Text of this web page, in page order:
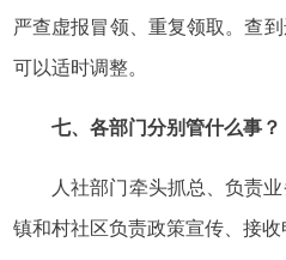
严查虚报冒领、重复领取。查
可以适时调整。
七、各部门分别管什么事？
人社部门牵头抓总、负责
镇和村社区负责政策宣传、接